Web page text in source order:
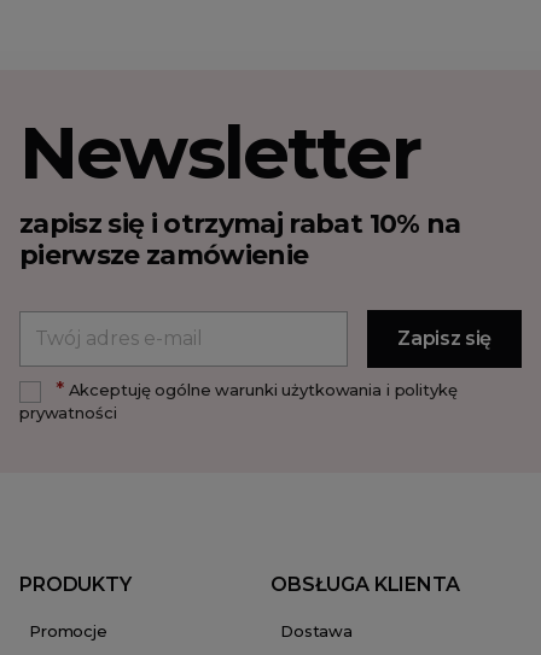
Newsletter
zapisz się i otrzymaj rabat 10% na
pierwsze zamówienie
*Akceptuję ogólne warunki użytkowania i politykę
prywatności
PRODUKTY
Promocje
OBSŁUGA KLIENTA
Dostawa